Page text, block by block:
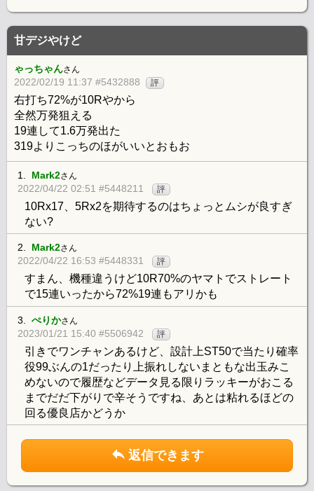
甘デジやけど
ゃっちゃんさん
2022/02/19 11:37 #5432888 評
右打ち72%が10Rやから
全然万発狙える
19連して1.6万発出た
319よりこっちのほがいいとおもお
1. Mark2さん
2022/04/22 02:51 #5448211 評
10Rx17、5Rx2を期待するのはちょっとムシが良すぎ
ない?
2. Mark2さん
2022/04/22 16:53 #5448331 評
すまん、機種違うけど10R70%のヤマトでストレート
で15連いったから72%19連もアリかも
3. ぺりかさん
2023/01/21 15:40 #5506942 評
引きでワンチャンあるけど、設計上ST50で当たり確率
役99ぶんの1だったり上振れしないまともな出玉みこ
めないので履歴などデータ見る限りラッキーがおこる
までだだ下がりで辛そうですね、あとは粘れるほどの
回る優良店かどうか
返信できます